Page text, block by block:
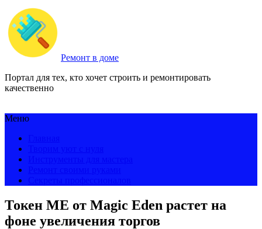
Ремонт в доме
Портал для тех, кто хочет строить и ремонтировать
качественно
Меню
Токен ME от Magic Eden растет на
фоне увеличения торгов